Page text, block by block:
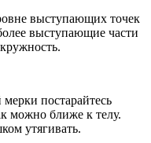
выступающих точек
выступающие части
постарайтесь
можно ближе к телу.
утягивать.